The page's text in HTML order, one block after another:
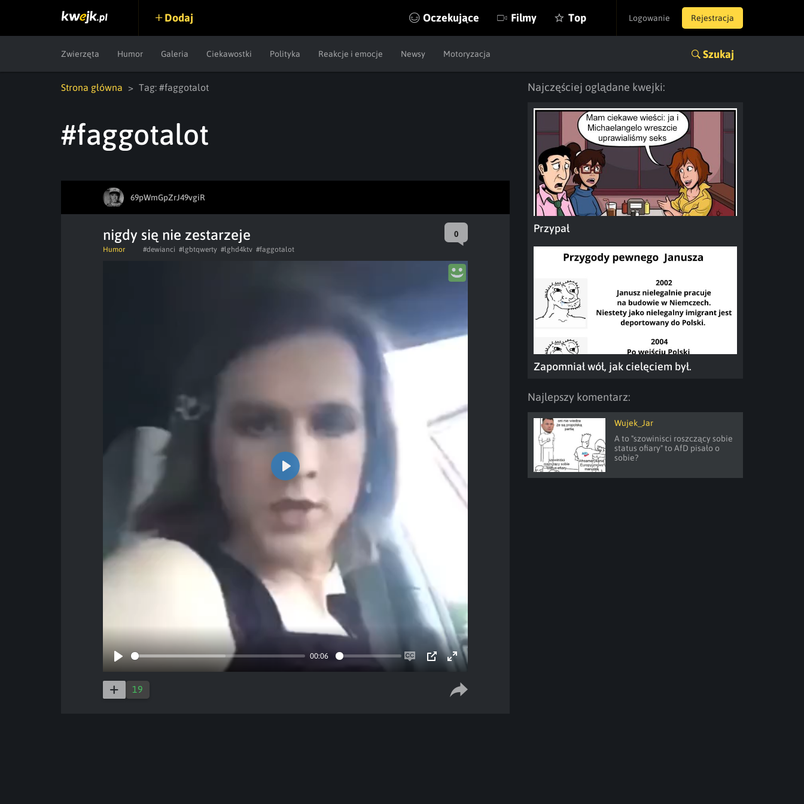
Logowanie Rejestracja
Dodaj Oczekujące Filmy Top
Zwierzęta Humor Galeria Ciekawostki Polityka Reakcje i emocje Newsy Motoryzacja Szukaj
Strona główna Tag: #faggotalot
#faggotalot
69pWmGpZrJ49vgiR
nigdy się nie zestarzeje 0
Humor #dewianci #lgbtqwerty #lghd4ktv #faggotalot
00:06
Enter
fullscreen
Play
19
Najczęściej oglądane kwejki:
Przypał
Zapomniał wół, jak cielęciem był.
Najlepszy komentarz:
Wujek_Jar
A to "szowinisci roszczący sobie
status ofiary" to AfD pisało o
sobie?